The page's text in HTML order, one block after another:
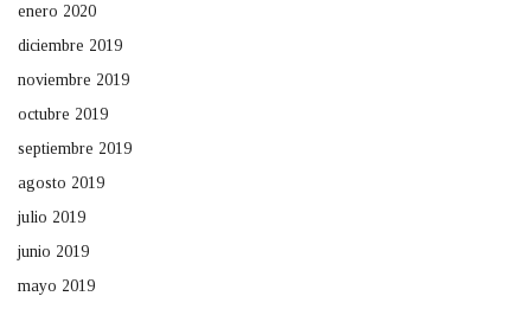
enero 2020
diciembre 2019
noviembre 2019
octubre 2019
septiembre 2019
agosto 2019
julio 2019
junio 2019
mayo 2019